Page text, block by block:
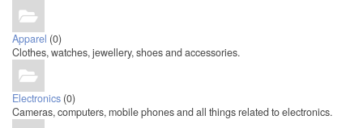
Apparel (0)
Clothes, watches, jewellery, shoes and accessories.
Electronics (0)
Cameras, computers, mobile phones and all things related to electronics.